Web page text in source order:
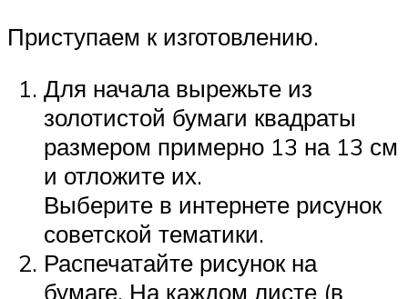
Приступаем к изготовлению.
Для начала вырежьте из
золотистой бумаги квадраты
размером примерно 13 на 13 см
и отложите их.
Выберите в интернете рисунок
советской тематики.
Распечатайте рисунок на
бумаге. На каждом листе (в